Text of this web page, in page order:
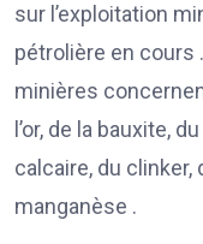
sur l’exploitation
pétrolière en cours
minières
l’or, de la bauxite,
calcaire, du clinker,
manganèse .